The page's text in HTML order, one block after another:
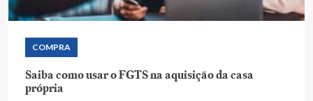
COMPRA
Saiba como usar o FGTS na aquisição da casa
própria